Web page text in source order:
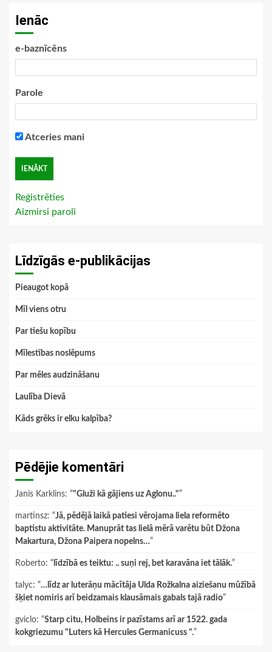
Ienāc
e-baznīcēns
Parole
Atceries mani
Reģistrēties
Aizmirsi paroli
Līdzīgās e-publikācijas
Pieaugot kopā
Mīl viens otru
Par tiešu kopību
Mīlestības noslēpums
Par mēles audzināšanu
Laulība Dievā
Kāds grēks ir elku kalpība?
Pēdējie komentāri
Janis Karklins: “"Gluži kā gājiens uz Aglonu.."”
martinsz: “Jā, pēdējā laikā patiesi vērojama liela reformēto
baptistu aktivitāte. Manuprāt tas lielā mērā varētu būt Džona
Makartura, Džona Paipera nopelns…”
Roberto: “ līdzībā es teiktu: .. suņi rej, bet karavāna iet tālāk.”
talyc: “…līdz ar luterāņu mācītāja Ulda Rožkalna aiziešanu mūžībā
šķiet nomiris arī beidzamais klausāmais gabals tajā radio”
gviclo: “Starp citu, Holbeins ir pazīstams arī ar 1522. gada
kokgriezumu "Luters kā Hercules Germanicuss ".”